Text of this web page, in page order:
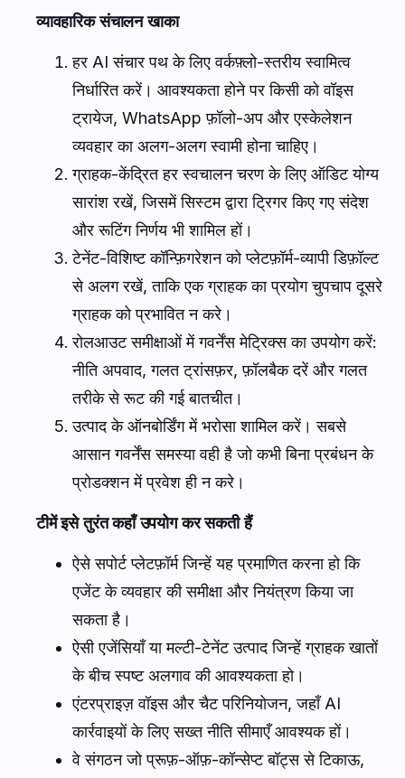
व्यावहारिक संचालन खाका
हर AI संचार पथ के लिए वर्कफ़्लो-स्तरीय स्वामित्व
निर्धारित करें। आवश्यकता होने पर किसी को वॉइस
ट्रायेज, WhatsApp फ़ॉलो-अप और एस्केलेशन
व्यवहार का अलग-अलग स्वामी होना चाहिए।
ग्राहक-केंद्रित हर स्वचालन चरण के लिए ऑडिट योग्य
सारांश रखें, जिसमें सिस्टम द्वारा ट्रिगर किए गए संदेश
और रूटिंग निर्णय भी शामिल हों।
टेनेंट-विशिष्ट कॉन्फ़िगरेशन को प्लेटफ़ॉर्म-व्यापी डिफ़ॉल्ट
से अलग रखें, ताकि एक ग्राहक का प्रयोग चुपचाप दूसरे
ग्राहक को प्रभावित न करे।
रोलआउट समीक्षाओं में गवर्नेंस मेट्रिक्स का उपयोग करें:
नीति अपवाद, गलत ट्रांसफ़र, फ़ॉलबैक दरें और गलत
तरीके से रूट की गई बातचीत।
उत्पाद के ऑनबोर्डिंग में भरोसा शामिल करें। सबसे
आसान गवर्नेंस समस्या वही है जो कभी बिना प्रबंधन के
प्रोडक्शन में प्रवेश ही न करे।
टीमें इसे तुरंत कहाँ उपयोग कर सकती हैं
ऐसे सपोर्ट प्लेटफ़ॉर्म जिन्हें यह प्रमाणित करना हो कि
एजेंट के व्यवहार की समीक्षा और नियंत्रण किया जा
सकता है।
ऐसी एजेंसियाँ या मल्टी-टेनेंट उत्पाद जिन्हें ग्राहक खातों
के बीच स्पष्ट अलगाव की आवश्यकता हो।
एंटरप्राइज़ वॉइस और चैट परिनियोजन, जहाँ AI
कार्रवाइयों के लिए सख्त नीति सीमाएँ आवश्यक हों।
वे संगठन जो प्रूफ़-ऑफ़-कॉन्सेप्ट बॉट्स से टिकाऊ,